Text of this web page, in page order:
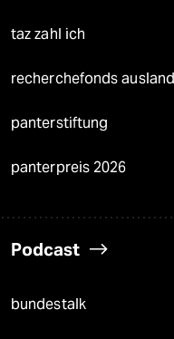
taz zahl ich
recherchefonds ausland
panterstiftung
panterpreis 2026
Podcast
bundestalk